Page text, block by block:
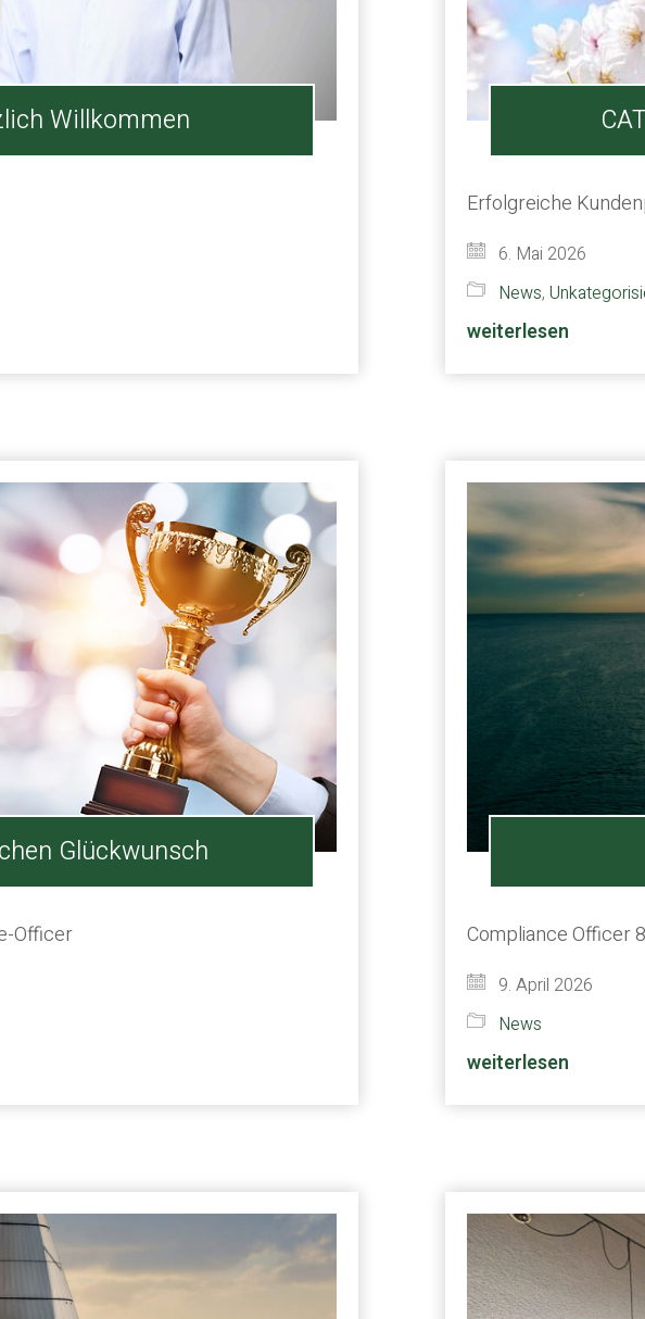
Willkommen
Erfolgreiche
6. Mai 2026
News,
weiterlesen
Glückwunsch
Officer Compliance Officer
9. April 2026
News
weiterlesen